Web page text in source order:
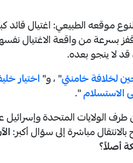
الطبيعي: اغتيال قائد
بسرعة من واقعة الاغتيال
لا ينجو بعده.
لخلافة خامنئي" ، و" اختيار
الاستسلام".
الولايات المتحدة وإسرائيل
مباشرة إلى سؤال أكبر:
أصلاً؟